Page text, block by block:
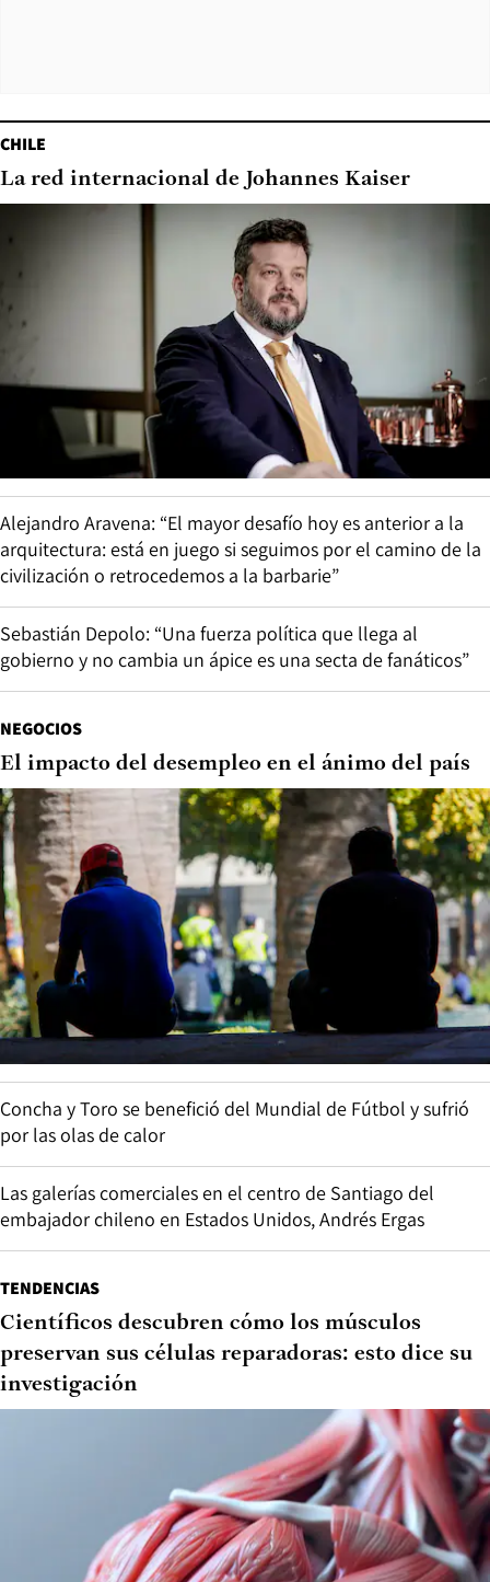
CHILE
La red internacional de Johannes Kaiser
Alejandro Aravena: “El mayor desafío hoy es anterior a la
arquitectura: está en juego si seguimos por el camino de la
civilización o retrocedemos a la barbarie”
Sebastián Depolo: “Una fuerza política que llega al
gobierno y no cambia un ápice es una secta de fanáticos”
NEGOCIOS
El impacto del desempleo en el ánimo del país
Concha y Toro se benefició del Mundial de Fútbol y sufrió
por las olas de calor
Las galerías comerciales en el centro de Santiago del
embajador chileno en Estados Unidos, Andrés Ergas
TENDENCIAS
Científicos descubren cómo los músculos
preservan sus células reparadoras: esto dice su
investigación